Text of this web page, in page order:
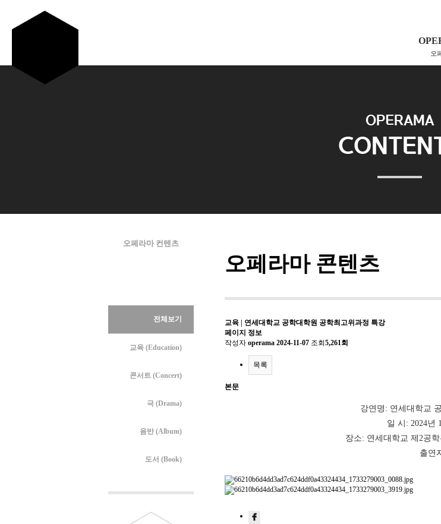
오
후원회원
오페라마 컨텐츠
전체보기
교육 (Education)
콘서트 (Concert)
극 (Drama)
음반 (Album)
도서 (Book)
오페라마 콘텐츠
교육 | 연세대학교 공학대학원 공학최고위과정 특강
페이지 정보
작성자 operama 2024-11-07 조회 5,261회
목록
본문
강연명: 연세대학교
일 시: 2024년
장소: 연세대학교 제2공
출연